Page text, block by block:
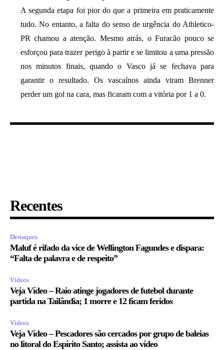
A segunda etapa foi pior do que a primeira em praticamente
tudo. No entanto, a falta do senso de urgência do Athletico-
PR chamou a atenção. Mesmo atrás, o Furacão pouco se
esforçou para trazer perigo à partir e se limitou a uma pressão
nos minutos finais, quando o Vasco já se fechava para
garantir o resultado. Os vascaínos ainda viram Brenner
perder um gol na cara, mas ficaram com a vitória por 1 a 0.
Recentes
Destaques
Maluf é rifado da vice de Wellington Fagundes e dispara:
“Falta de palavra e de respeito”
Vídeos
Veja Vídeo – Raio atinge jogadores de futebol durante
partida na Tailândia; 1 morre e 12 ficam feridos
Vídeos
Veja Vídeo – Pescadores são cercados por grupo de baleias
no litoral do Espírito Santo; assista ao vídeo